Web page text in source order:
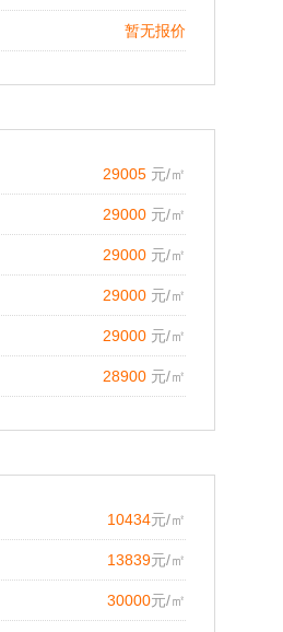
暂无报价
29005 元/㎡
29000 元/㎡
29000 元/㎡
29000 元/㎡
29000 元/㎡
28900 元/㎡
10434元/㎡
13839元/㎡
30000元/㎡